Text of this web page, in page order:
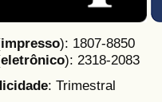
impresso): 1807-8850
eletrônico): 2318-2083
: Trimestral